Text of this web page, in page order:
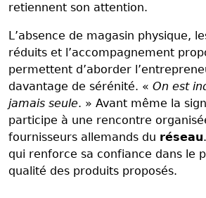
retiennent son attention.
L’absence de magasin physique,
réduits et l’accompagnement
permettent d’aborder
davantage de sérénité. « On est
jamais seule. » Avant même la
participe à une rencontre
fournisseurs allemands du réseau
qui renforce sa confiance dans le
qualité des produits proposés.